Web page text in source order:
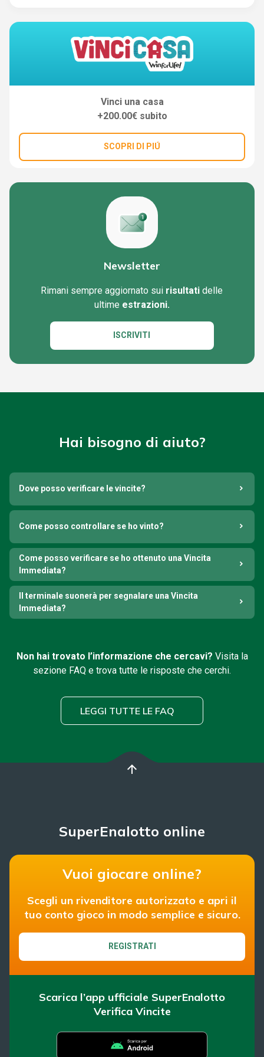
Vinci una casa
+200.00€ subito
SCOPRI DI PIÚ
Newsletter
Rimani sempre aggiornato sui risultati delle
ultime estrazioni.
ISCRIVITI
Hai bisogno di aiuto?
Dove posso verificare le vincite?
Come posso controllare se ho vinto?
Come posso verificare se ho ottenuto una Vincita
Immediata?
Il terminale suonerà per segnalare una Vincita
Immediata?
Non hai trovato l’informazione che cercavi? Visita la
sezione FAQ e trova tutte le risposte che cerchi.
LEGGI TUTTE LE FAQ
arrow_upward
SuperEnalotto online
Vuoi giocare online?
Scegli un rivenditore autorizzato e apri il
tuo conto gioco in modo semplice e sicuro.
REGISTRATI
Scarica l’app ufficiale SuperEnalotto
Verifica Vincite